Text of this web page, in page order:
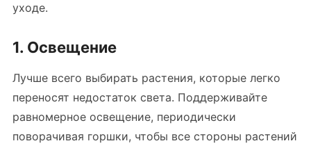
уходе.
1. Освещение
Лучше всего выбирать растения, которые легко
переносят недостаток света. Поддерживайте
равномерное освещение, периодически
поворачивая горшки, чтобы все стороны растений